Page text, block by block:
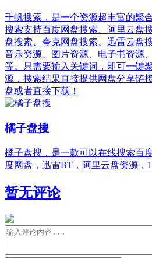
千帆搜索，是一个资源超丰富的聚
搜索支持百度网盘搜索、阿里云盘
盘搜索、夸克网盘搜索、迅雷云盘
音乐资源、图片资源、电子书资源
等。只需要输入关键词，即可一键
源，搜索结果直接提供网盘分享链
盘或者直接下载！
橘子盘搜
橘子盘搜，是一款可以在线搜索百
度网盘，迅雷BT，阿里云盘资源，
暂无评论